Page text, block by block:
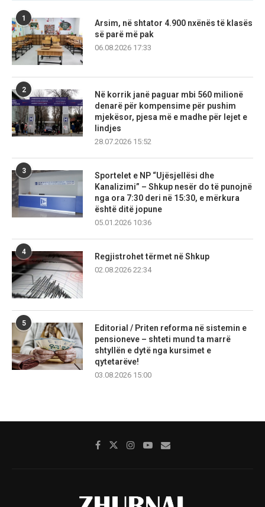
1
Arsim, në shtator 4.900 nxënës të klasës
së parë më pak
06.08.2026 17:33
2
Në korrik janë paguar mbi 560 milionë
denarë për kompensime për pushim
mjekësor, pjesa më e madhe për lejet e
lindjes
28.07.2026 15:52
3
Sportelet e NP “Ujësjellësi dhe
Kanalizimi” – Shkup nesër do të punojnë
nga ora 7:30 deri në 15:30, e mërkura
është ditë jopune
05.01.2026 10:36
4
Regjistrohet tërmet në Shkup
02.08.2026 22:34
5
Editorial / Priten reforma në sistemin e
pensioneve – shteti mund ta marrë
shtyllën e dytë nga kursimet e
qytetarëve!
03.08.2026 15:00